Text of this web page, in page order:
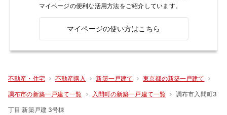
マイページの便利な活用方法をご紹介しています。
マイページの使い方はこちら
不動産・住宅 不動産購入 新築一戸建て 東京都の新築一戸建て
調布市の新築一戸建て一覧 入間町の新築一戸建て一覧 調布市入間町3
丁目 新築戸建 3号棟